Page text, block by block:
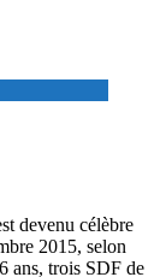
devenu célèbre
2015, selon
ans, trois SDF de